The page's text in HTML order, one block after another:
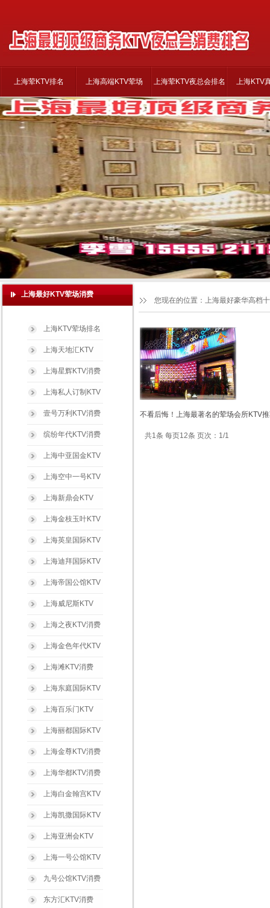
上海荤KTV排名 上海高端KTV荤场 上海荤KTV夜总会排名 上海KTV
不看后悔！上海最著名的荤场会所KTV
共1条 每页12条 页次：1/1
您现在的位置： 上海最好豪华高档
上海最好KTV荤场消费
上海KTV荤场排名
上海天地汇KTV
上海星辉KTV消费
上海私人订制KTV
壹号万利KTV消费
缤纷年代KTV消费
上海中亚国金KTV
上海空中一号KTV
上海新鼎会KTV
上海金枝玉叶KTV
上海英皇国际KTV
上海迪拜国际KTV
上海帝国公馆KTV
上海威尼斯KTV
上海之夜KTV消费
上海金色年代KTV
上海滩KTV消费
上海东庭国际KTV
上海百乐门KTV
上海丽都国际KTV
上海金尊KTV消费
上海华都KTV消费
上海白金翰宫KTV
上海凯撒国际KTV
上海亚洲会KTV
上海一号公馆KTV
九号公馆KTV消费
东方汇KTV消费